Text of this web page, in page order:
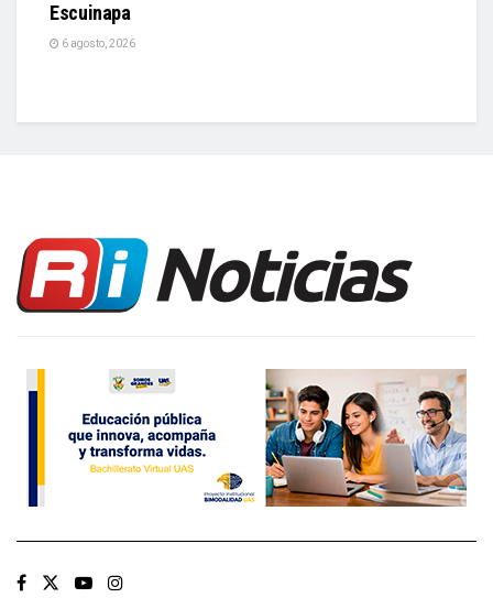
Escuinapa
6 agosto, 2026